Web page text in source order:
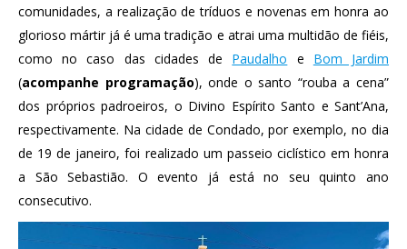
comunidades, a realização de tríduos e novenas em honra ao
glorioso mártir já é uma tradição e atrai uma multidão de fiéis,
como no caso das cidades de Paudalho e Bom Jardim
(acompanhe programação), onde o santo “rouba a cena”
dos próprios padroeiros, o Divino Espírito Santo e Sant’Ana,
respectivamente. Na cidade de Condado, por exemplo, no dia
de 19 de janeiro, foi realizado um passeio ciclístico em honra
a São Sebastião. O evento já está no seu quinto ano
consecutivo.